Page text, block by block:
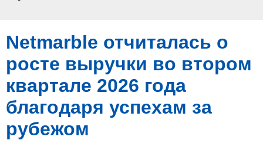
Netmarble отчиталась о
росте выручки во втором
квартале 2026 года
благодаря успехам за
рубежом